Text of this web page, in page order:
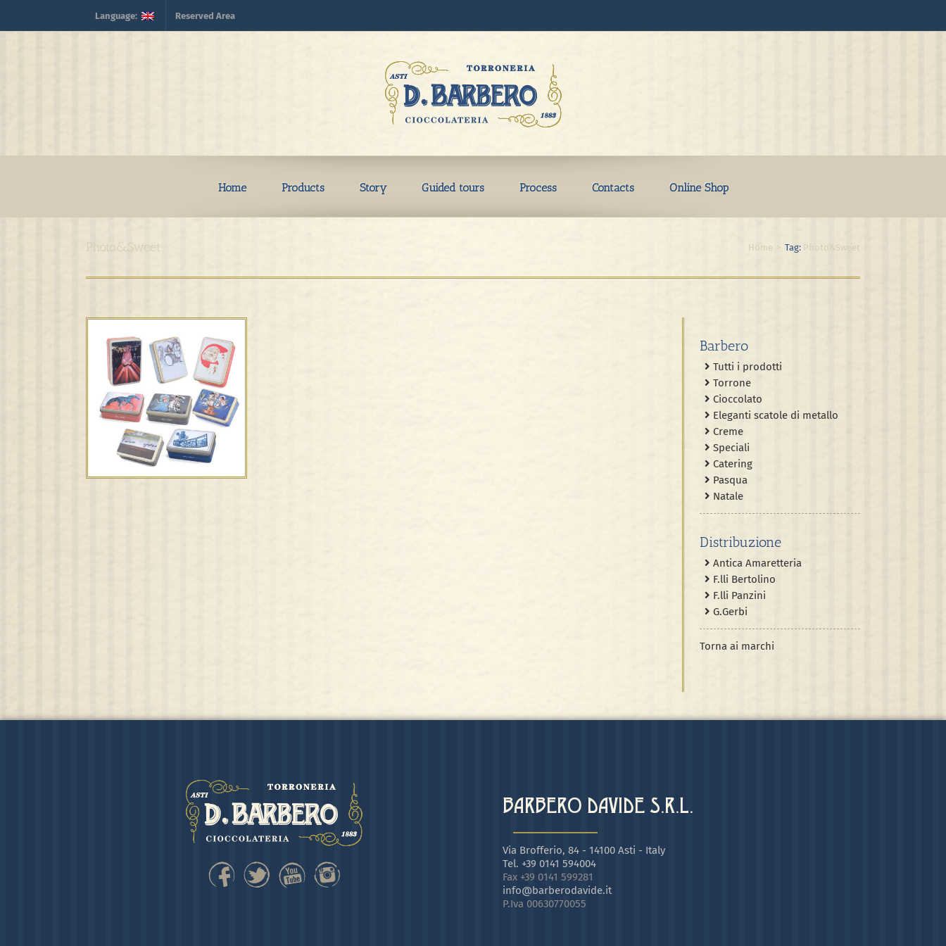
content
Language: Reserved Area
Home Products Story Guided tours Process Contacts Online Shop
Photo&Sweet Home > Tag: Photo&Sweet
Barbero
Tutti i prodotti
Torrone
Cioccolato
Eleganti scatole di metallo
Creme
Speciali
Catering
Pasqua
Natale
Distribuzione
Antica Amaretteria
F.lli Bertolino
F.lli Panzini
G.Gerbi
Torna ai marchi
BARBERO DAVIDE S.R.L.
Via Brofferio, 84 - 14100 Asti - Italy
Tel. +39 0141 594004
Fax +39 0141 599281
info@barberodavide.it
P.Iva 00630770055